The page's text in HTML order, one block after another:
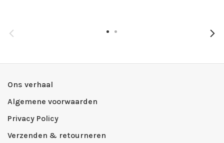
Ons verhaal
Algemene voorwaarden
Privacy Policy
Verzenden & retourneren